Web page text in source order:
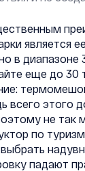
является
в диапазоне
еще до 30
всего этого
не так
по
падают